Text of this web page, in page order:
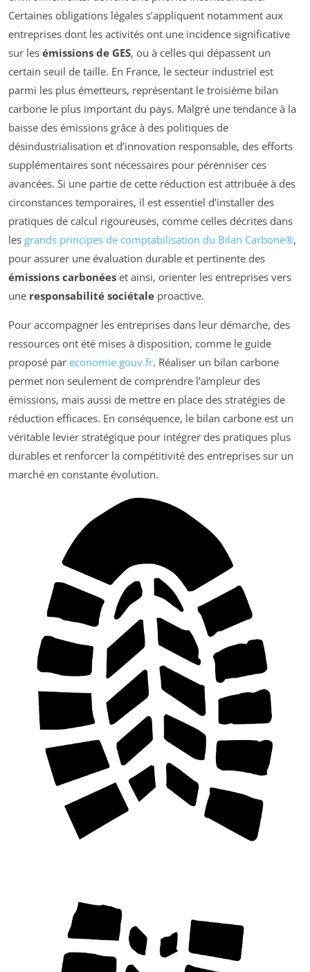
Certaines obligations légales s’appliquent notamment aux
entreprises dont les activités ont une incidence significative
sur les émissions de GES, ou à celles qui dépassent un
certain seuil de taille. En France, le secteur industriel est
parmi les plus émetteurs, représentant le troisième bilan
carbone le plus important du pays. Malgré une tendance à la
baisse des émissions grâce à des politiques de
désindustrialisation et d’innovation responsable, des efforts
supplémentaires sont nécessaires pour pérenniser ces
avancées. Si une partie de cette réduction est attribuée à des
circonstances temporaires, il est essentiel d’installer des
pratiques de calcul rigoureuses, comme celles décrites dans
les grands principes de comptabilisation du Bilan Carbone®,
pour assurer une évaluation durable et pertinente des
émissions carbonées et ainsi, orienter les entreprises vers
une responsabilité sociétale proactive.
Pour accompagner les entreprises dans leur démarche, des
ressources ont été mises à disposition, comme le guide
proposé par economie.gouv.fr. Réaliser un bilan carbone
permet non seulement de comprendre l’ampleur des
émissions, mais aussi de mettre en place des stratégies de
réduction efficaces. En conséquence, le bilan carbone est un
véritable levier stratégique pour intégrer des pratiques plus
durables et renforcer la compétitivité des entreprises sur un
marché en constante évolution.